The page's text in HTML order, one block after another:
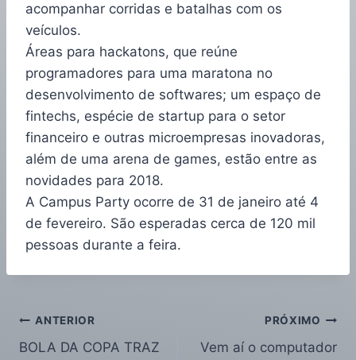
acompanhar corridas e batalhas com os
veículos.
Áreas para hackatons, que reúne
programadores para uma maratona no
desenvolvimento de softwares; um espaço de
fintechs, espécie de startup para o setor
financeiro e outras microempresas inovadoras,
além de uma arena de games, estão entre as
novidades para 2018.
A Campus Party ocorre de 31 de janeiro até 4
de fevereiro. São esperadas cerca de 120 mil
pessoas durante a feira.
ANTERIOR
BOLA DA COPA TRAZ
PRÓXIMO
Vem aí o computador